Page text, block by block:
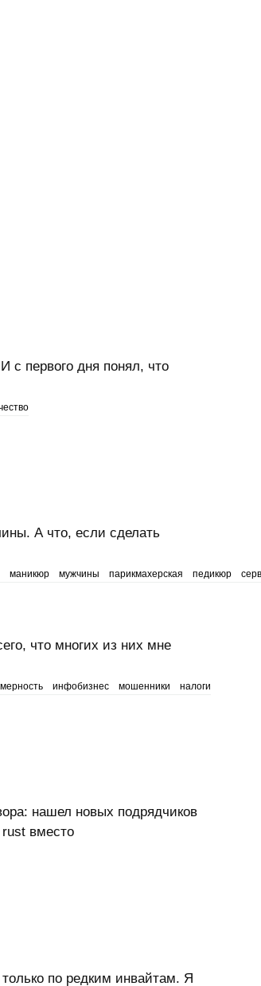
с первого дня понял, что
А что, если сделать
маникюр мужчины парикмахерская педикюр
что многих из них мне
инфобизнес мошенники налоги
нашел новых подрядчиков
вместо
по редким инвайтам. Я